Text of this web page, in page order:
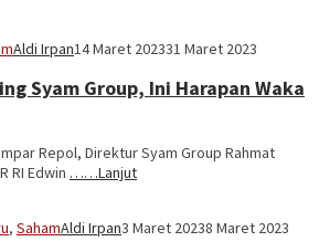
Aldi Irpan14 Maret 202331 Maret 2023
Syam Group, Ini Harapan Waka
Repol, Direktur Syam Group Rahmat
RI Edwin ……Lanjut
, SahamAldi Irpan3 Maret 20238 Maret 2023